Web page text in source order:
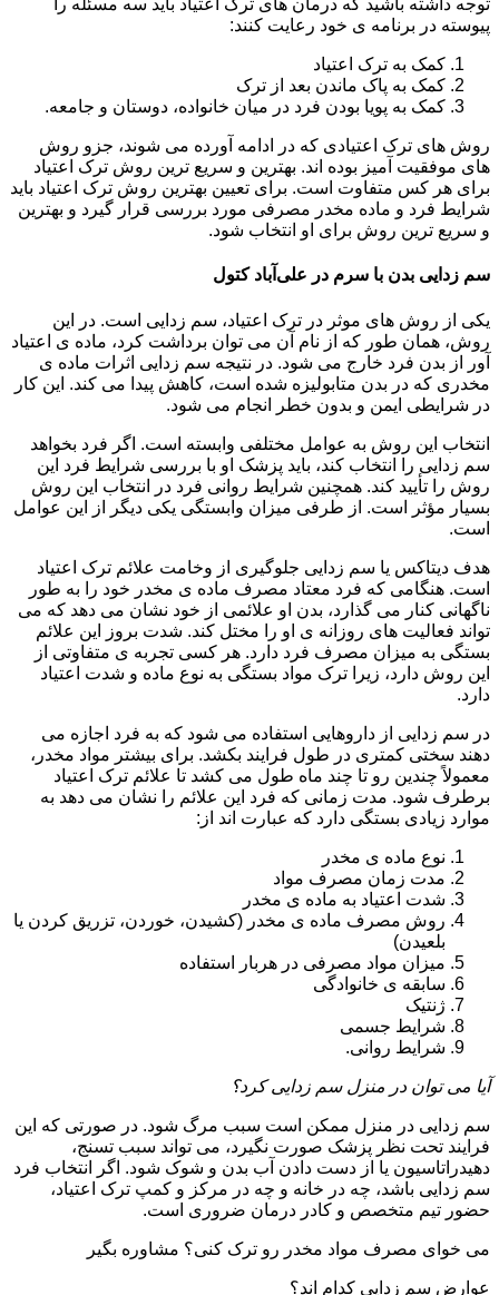
توجه داشته باشید که درمان های ترک اعتیاد باید سه مسئله را
پیوسته در برنامه ی خود رعایت کنند:
کمک به ترک اعتیاد
کمک به پاک ماندن بعد از ترک
کمک به پویا بودن فرد در میان خانواده، دوستان و جامعه.
روش های ترک اعتیادی که در ادامه آورده می شوند، جزو روش
های موفقیت آمیز بوده اند. بهترین و سریع ترین روش ترک اعتیاد
برای هر کس متفاوت است. برای تعیین بهترین روش ترک اعتیاد باید
شرایط فرد و ماده مخدر مصرفی مورد بررسی قرار گیرد و بهترین
و سریع ترین روش برای او انتخاب شود.
سم زدایی بدن با سرم در علی‌آباد کتول
یکی از روش های موثر در ترک اعتیاد، سم زدایی است. در این
روش، همان طور که از نام آن می توان برداشت کرد، ماده ی اعتیاد
آور از بدن فرد خارج می شود. در نتیجه سم زدایی اثرات ماده ی
مخدری که در بدن متابولیزه شده است، کاهش پیدا می کند. این کار
در شرایطی ایمن و بدون خطر انجام می شود.
انتخاب این روش به عوامل مختلفی وابسته است. اگر فرد بخواهد
سم زدایی را انتخاب کند، باید پزشک او با بررسی شرایط فرد این
روش را تأیید کند. همچنین شرایط روانی فرد در انتخاب این روش
بسیار مؤثر است. از طرفی میزان وابستگی یکی دیگر از این عوامل
است.
هدف دیتاکس یا سم زدایی جلوگیری از وخامت علائم ترک اعتیاد
است. هنگامی که فرد معتاد مصرف ماده ی مخدر خود را به طور
ناگهانی کنار می گذارد، بدن او علائمی از خود نشان می دهد که می
تواند فعالیت های روزانه ی او را مختل کند. شدت بروز این علائم
بستگی به میزان مصرف فرد دارد. هر کسی تجربه ی متفاوتی از
این روش دارد، زیرا ترک مواد بستگی به نوع ماده و شدت اعتیاد
دارد.
در سم زدایی از داروهایی استفاده می شود که به فرد اجازه می
دهند سختی کمتری در طول فرایند بکشد. برای بیشتر مواد مخدر،
معمولاً چندین رو تا چند ماه طول می کشد تا علائم ترک اعتیاد
برطرف شود. مدت زمانی که فرد این علائم را نشان می دهد به
موارد زیادی بستگی دارد که عبارت اند از:
نوع ماده ی مخدر
مدت زمان مصرف مواد
شدت اعتیاد به ماده ی مخدر
روش مصرف ماده ی مخدر (کشیدن، خوردن، تزریق کردن یا
بلعیدن)
میزان مواد مصرفی در هربار استفاده
سابقه ی خانوادگی
ژنتیک
شرایط جسمی
شرایط روانی.
آیا می توان در منزل سم زدایی کرد؟
سم زدایی در منزل ممکن است سبب مرگ شود. در صورتی که این
فرایند تحت نظر پزشک صورت نگیرد، می تواند سبب تسنج،
دهیدراتاسیون یا از دست دادن آب بدن و شوک شود. اگر انتخاب فرد
سم زدایی باشد، چه در خانه و چه در مرکز و کمپ ترک اعتیاد،
حضور تیم متخصص و کادر درمان ضروری است.
می خوای مصرف مواد مخدر رو ترک کنی؟ مشاوره بگیر
عوارض سم زدایی کدام اند؟